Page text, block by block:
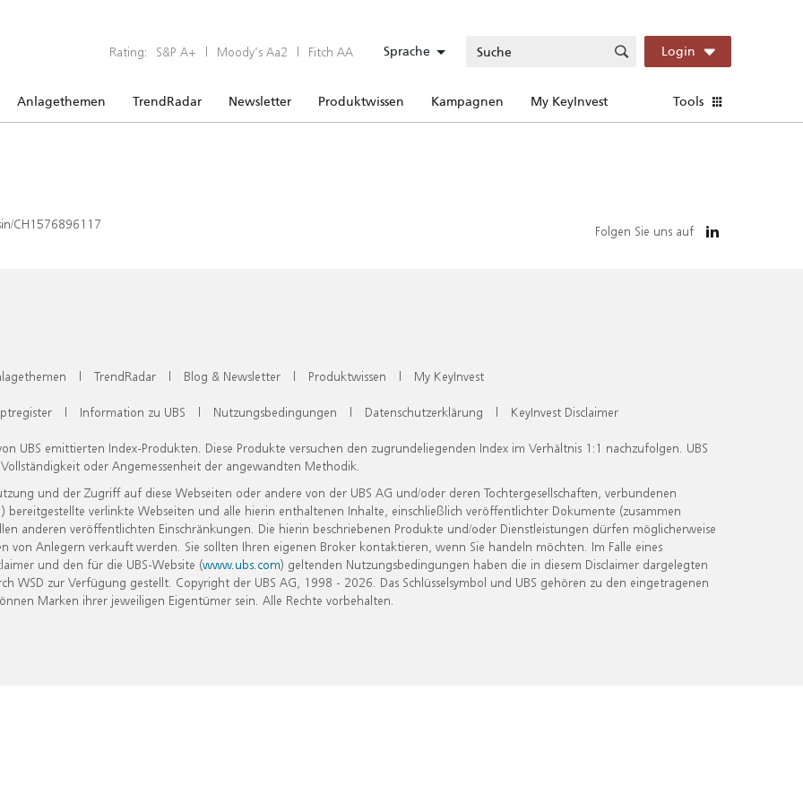
Rating: S&P A+ | Moody’s Aa2 | Fitch AA Sprache Login
Anlagethemen TrendRadar Newsletter Produktwissen Kampagnen My KeyInvest Tools
CH1576896117 Folgen Sie uns auf
| TrendRadar | Blog & Newsletter | Produktwissen | My KeyInvest
| Information zu UBS | Nutzungsbedingungen | Datenschutzerklärung | KeyInvest Disclaimer
UBS emittierten Index-Produkten. Diese Produkte versuchen den zugrundeliegenden Index im Verhältnis 1:1 nachzufolgen. UBS
oder Angemessenheit der angewandten Methodik.
und der Zugriff auf diese Webseiten oder andere von der UBS AG und/oder deren Tochtergesellschaften, verbundenen
verlinkte Webseiten und alle hierin enthaltenen Inhalte, einschließlich veröffentlichter Dokumente (zusammen
anderen veröffentlichten Einschränkungen. Die hierin beschriebenen Produkte und/oder Dienstleistungen dürfen möglicherweise
Anlegern verkauft werden. Sie sollten Ihren eigenen Broker kontaktieren, wenn Sie handeln möchten. Im Falle eines
und den für die UBS-Website (www.ubs.com) geltenden Nutzungsbedingungen haben die in diesem Disclaimer dargelegten
zur Verfügung gestellt. Copyright der UBS AG, 1998 - 2026. Das Schlüsselsymbol und UBS gehören zu den eingetragenen
Marken ihrer jeweiligen Eigentümer sein. Alle Rechte vorbehalten.